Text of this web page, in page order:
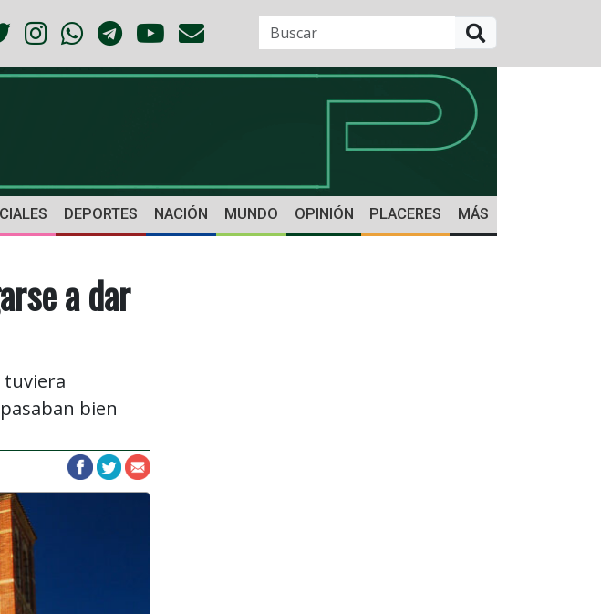
DEPORTES NACIÓN MUNDO OPINIÓN PLACERES MÁS
a dar
tuviera
bien